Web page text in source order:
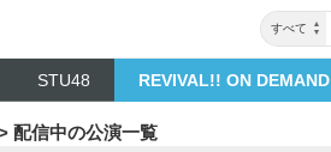
すべて
STU48 REVIVAL!! ON DEMAND
配信中の公演一覧